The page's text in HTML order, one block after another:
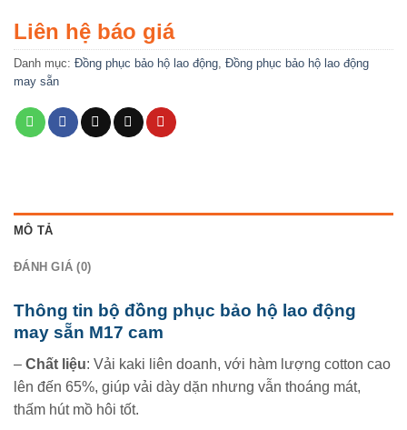
Liên hệ báo giá
Danh mục: Đồng phục bảo hộ lao động, Đồng phục bảo hộ lao động
may sẵn
MÔ TẢ
ĐÁNH GIÁ (0)
Thông tin bộ đồng phục bảo hộ lao động
may sẵn M17 cam
– Chất liệu: Vải kaki liên doanh, với hàm lượng cotton cao
lên đến 65%, giúp vải dày dặn nhưng vẫn thoáng mát,
thấm hút mồ hôi tốt.